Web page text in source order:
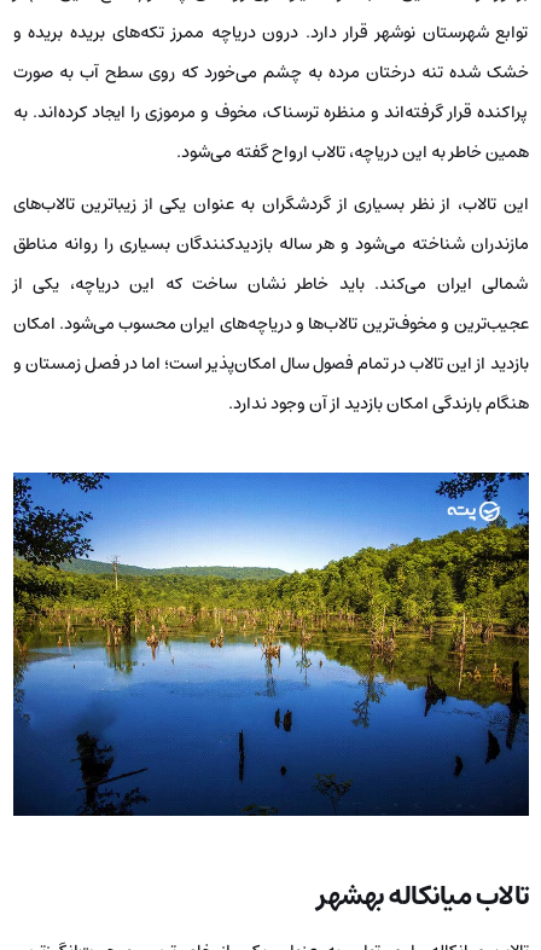
توابع شهرستان نوشهر قرار دارد. درون دریاچه ممرز تکه‌های بریده بریده و
خشک‌ شده تنه درختان مرده به چشم می‌خورد که روی سطح آب به صورت
پراکنده قرار گرفته‌اند و منظره ترسناک، مخوف و مرموزی را ایجاد کرده‌اند. به
همین خاطر به این دریاچه، تالاب ارواح گفته می‌شود.
این تالاب، از نظر بسیاری از گردشگران به عنوان یکی از زیباترین تالاب‌های
مازندران شناخته می‌شود و هر ساله بازدیدکنندگان بسیاری را روانه مناطق
شمالی ایران می‌کند. باید خاطر نشان ساخت که این دریاچه، یکی از
عجیب‌ترین و مخوف‌ترین تالاب‌ها و دریاچه‌های ایران محسوب می‌شود. امکان
بازدید از این تالاب در تمام فصول سال امکان‌پذیر است؛ اما در فصل زمستان و
هنگام بارندگی امکان بازدید از آن وجود ندارد.
تالاب میانکاله بهشهر